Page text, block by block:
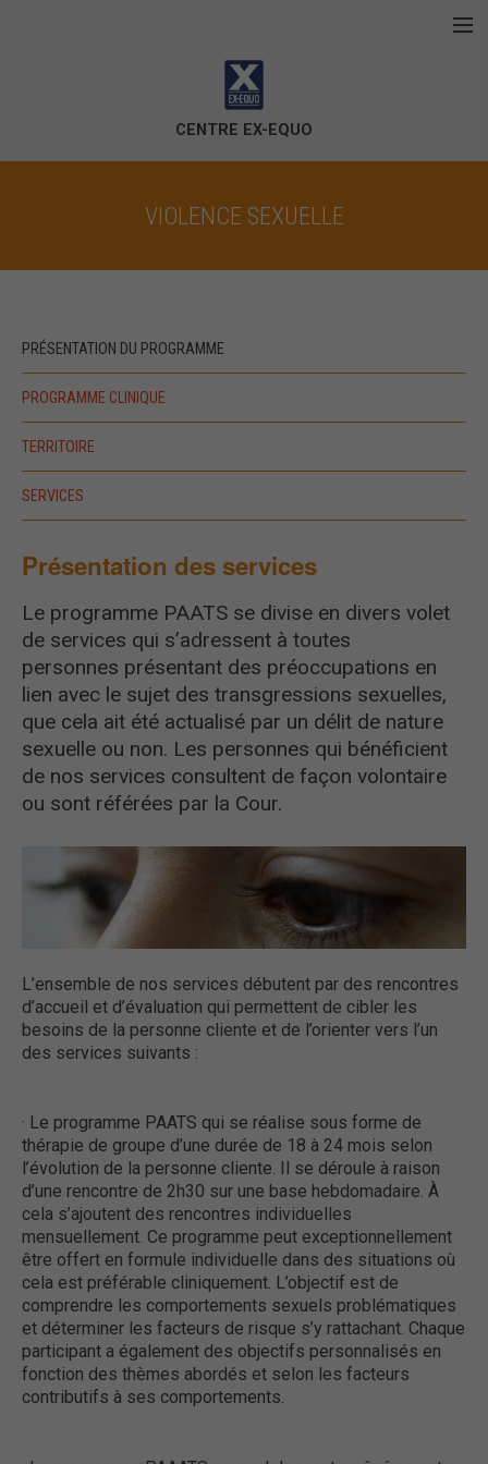
Accueil
La corporation
Violence sexuelle
Contactez-nous
CENTRE EX-EQUO
VIOLENCE SEXUELLE
PRÉSENTATION DU PROGRAMME
PROGRAMME CLINIQUE
TERRITOIRE
SERVICES
Présentation des services
Le programme PAATS se divise en divers volet
de services qui s’adressent à toutes
personnes présentant des préoccupations en
lien avec le sujet des transgressions sexuelles,
que cela ait été actualisé par un délit de nature
sexuelle ou non. Les personnes qui bénéficient
de nos services consultent de façon volontaire
ou sont référées par la Cour.
L’ensemble de nos services débutent par des rencontres
d’accueil et d’évaluation qui permettent de cibler les
besoins de la personne cliente et de l’orienter vers l’un
des services suivants :
· Le programme PAATS qui se réalise sous forme de
thérapie de groupe d’une durée de 18 à 24 mois selon
l’évolution de la personne cliente. Il se déroule à raison
d’une rencontre de 2h30 sur une base hebdomadaire. À
cela s’ajoutent des rencontres individuelles
mensuellement. Ce programme peut exceptionnellement
être offert en formule individuelle dans des situations où
cela est préférable cliniquement. L’objectif est de
comprendre les comportements sexuels problématiques
et déterminer les facteurs de risque s’y rattachant. Chaque
participant a également des objectifs personnalisés en
fonction des thèmes abordés et selon les facteurs
contributifs à ses comportements.